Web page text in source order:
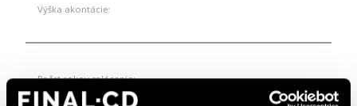
Výška akontácie:
Počet rokov splácania: